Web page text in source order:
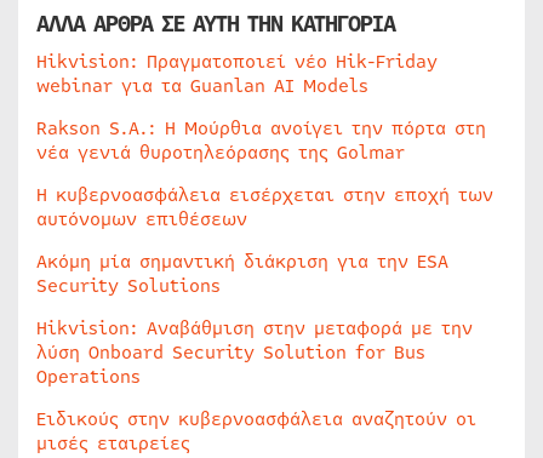
ΑΛΛΑ ΑΡΘΡΑ ΣΕ ΑΥΤΗ ΤΗΝ ΚΑΤΗΓΟΡΙΑ
Hikvision: Πραγματοποιεί νέο Hik-Friday
webinar για τα Guanlan AI Models
Rakson S.A.: Η Μούρθια ανοίγει την πόρτα στη
νέα γενιά θυροτηλεόρασης της Golmar
Η κυβερνοασφάλεια εισέρχεται στην εποχή των
αυτόνομων επιθέσεων
Ακόμη μία σημαντική διάκριση για την ESA
Security Solutions
Hikvision: Αναβάθμιση στην μεταφορά με την
λύση Onboard Security Solution for Bus
Operations
Ειδικούς στην κυβερνοασφάλεια αναζητούν οι
μισές εταιρείες